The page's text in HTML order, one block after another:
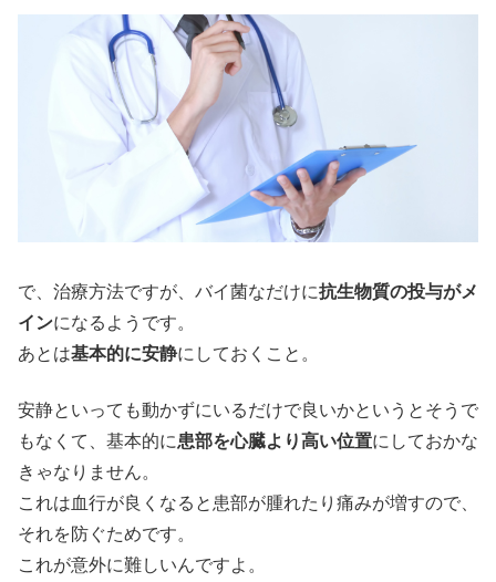
で、治療方法ですが、バイ菌なだけに抗生物質の投与がメ
インになるようです。
あとは基本的に安静にしておくこと。
安静といっても動かずにいるだけで良いかというとそうで
もなくて、基本的に患部を心臓より高い位置にしておかな
きゃなりません。
これは血行が良くなると患部が腫れたり痛みが増すので、
それを防ぐためです。
これが意外に難しいんですよ。